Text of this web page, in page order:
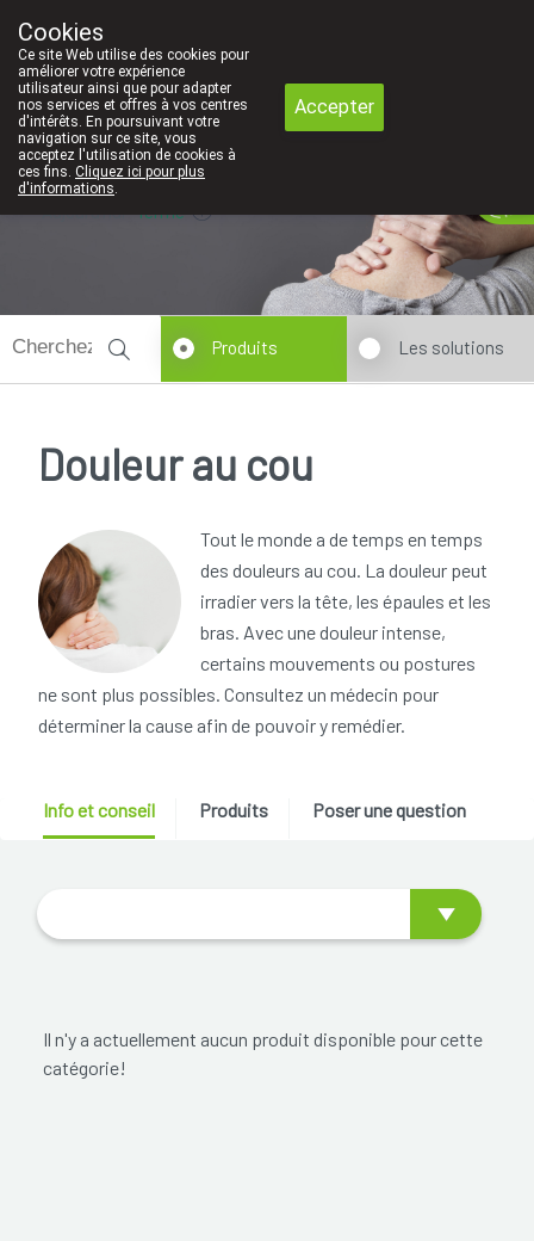
010/416070
Aujourd'hui fermé
Produits Les solutions
Douleur au cou
Tout le monde a de temps en temps
des douleurs au cou. La douleur peut
irradier vers la tête, les épaules et les
bras. Avec une douleur intense,
certains mouvements ou postures
ne sont plus possibles. Consultez un médecin pour
déterminer la cause afin de pouvoir y remédier.
Info et conseil Produits Poser une question
Il n'y a actuellement aucun produit disponible pour cette
catégorie!
Cookies
Ce site Web utilise des cookies pour
améliorer votre expérience
utilisateur ainsi que pour adapter
nos services et offres à vos centres
d'intérêts. En poursuivant votre
navigation sur ce site, vous
acceptez l'utilisation de cookies à
ces fins. Cliquez ici pour plus
d'informations.
Accepter